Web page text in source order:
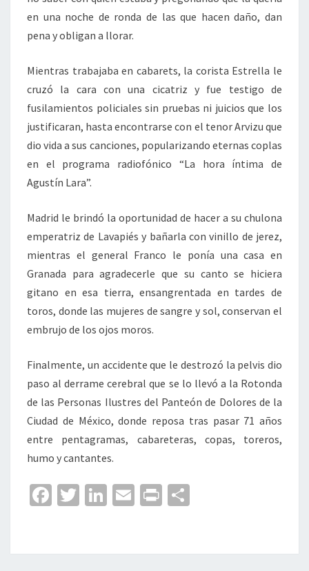
en una noche de ronda de las que hacen daño, dan
pena y obligan a llorar.
Mientras trabajaba en cabarets, la corista Estrella le
cruzó la cara con una cicatriz y fue testigo de
fusilamientos policiales sin pruebas ni juicios que los
justificaran, hasta encontrarse con el tenor Arvizu que
dio vida a sus canciones, popularizando eternas coplas
en el programa radiofónico “La hora íntima de
Agustín Lara”.
Madrid le brindó la oportunidad de hacer a su chulona
emperatriz de Lavapiés y bañarla con vinillo de jerez,
mientras el general Franco le ponía una casa en
Granada para agradecerle que su canto se hiciera
gitano en esa tierra, ensangrentada en tardes de
toros, donde las mujeres de sangre y sol, conservan el
embrujo de los ojos moros.
Finalmente, un accidente que le destrozó la pelvis dio
paso al derrame cerebral que se lo llevó a la Rotonda
de las Personas Ilustres del Panteón de Dolores de la
Ciudad de México, donde reposa tras pasar 71 años
entre pentagramas, cabareteras, copas, toreros,
humo y cantantes.
Fa
o
T
er
Li
dI
E
l
Pr
p